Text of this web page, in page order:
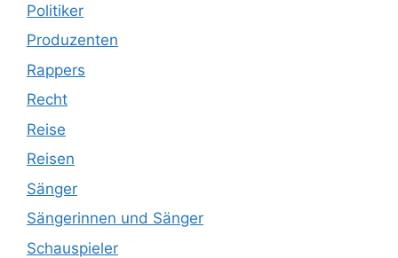
Politiker
Produzenten
Rappers
Recht
Reise
Reisen
Sänger
Sängerinnen und Sänger
Schauspieler